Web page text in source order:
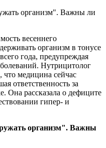
весеннего
организм в тонусе
года, предупреждая
Нутрицитолог
что медицина сейчас
ответственность за
Она рассказала о дефиците
гипер- и